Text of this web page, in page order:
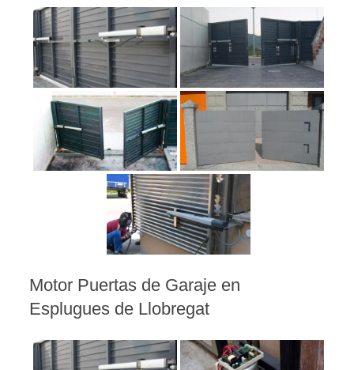
Motor Puertas de Garaje en
Esplugues de Llobregat